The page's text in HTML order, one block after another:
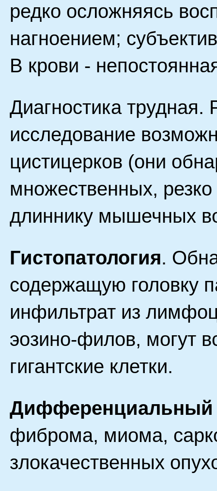
редко осложняясь
нагноением;
В крови -
Диагностика трудная.
исследование
цистицерков (они
множественных,
длиннику мышечных
Гистопатология.
содержащую головку
инфильтрат из
эозино-филов, могут
гигантские клетки.
Дифференциальный
фиброма, миома,
злокачественных